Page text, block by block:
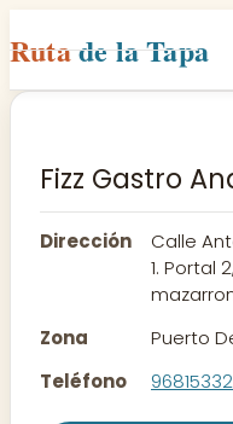
Rutade la Tapa
Inicio
Rutas
Contacto
Fizz Gastro
Dirección
Calle
1. Portal
Zona
Puerto
Teléfono